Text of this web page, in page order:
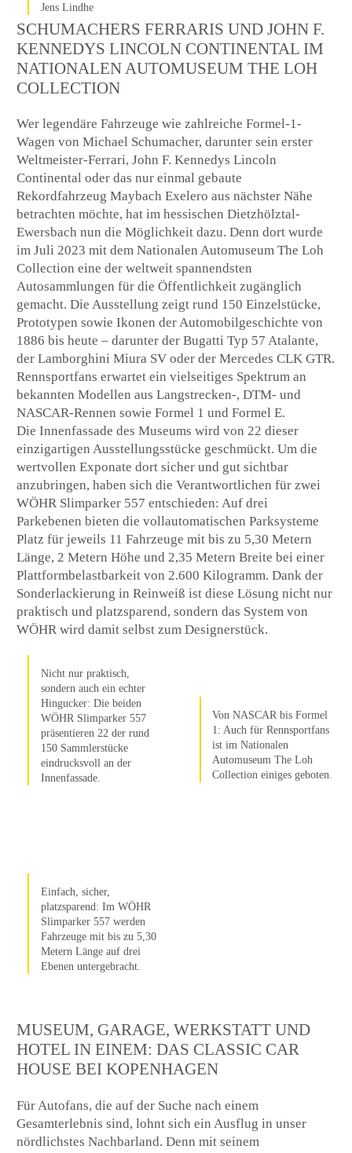
Jens Lindhe
SCHUMACHERS FERRARIS UND JOHN F.
KENNEDYS LINCOLN CONTINENTAL IM
NATIONALEN AUTOMUSEUM THE LOH
COLLECTION
Wer legendäre Fahrzeuge wie zahlreiche Formel-1-
Wagen von Michael Schumacher, darunter sein erster
Weltmeister-Ferrari, John F. Kennedys Lincoln
Continental oder das nur einmal gebaute
Rekordfahrzeug Maybach Exelero aus nächster Nähe
betrachten möchte, hat im hessischen Dietzhölztal-
Ewersbach nun die Möglichkeit dazu. Denn dort wurde
im Juli 2023 mit dem Nationalen Automuseum The Loh
Collection eine der weltweit spannendsten
Autosammlungen für die Öffentlichkeit zugänglich
gemacht. Die Ausstellung zeigt rund 150 Einzelstücke,
Prototypen sowie Ikonen der Automobilgeschichte von
1886 bis heute – darunter der Bugatti Typ 57 Atalante,
der Lamborghini Miura SV oder der Mercedes CLK GTR.
Rennsportfans erwartet ein vielseitiges Spektrum an
bekannten Modellen aus Langstrecken-, DTM- und
NASCAR-Rennen sowie Formel 1 und Formel E.
Die Innenfassade des Museums wird von 22 dieser
einzigartigen Ausstellungsstücke geschmückt. Um die
wertvollen Exponate dort sicher und gut sichtbar
anzubringen, haben sich die Verantwortlichen für zwei
WÖHR Slimparker 557 entschieden: Auf drei
Parkebenen bieten die vollautomatischen Parksysteme
Platz für jeweils 11 Fahrzeuge mit bis zu 5,30 Metern
Länge, 2 Metern Höhe und 2,35 Metern Breite bei einer
Plattformbelastbarkeit von 2.600 Kilogramm. Dank der
Sonderlackierung in Reinweiß ist diese Lösung nicht nur
praktisch und platzsparend, sondern das System von
WÖHR wird damit selbst zum Designerstück.
Nicht nur praktisch,
sondern auch ein echter
Hingucker: Die beiden
WÖHR Slimparker 557
präsentieren 22 der rund
150 Sammlerstücke
eindrucksvoll an der
Innenfassade.
Von NASCAR bis Formel
1: Auch für Rennsportfans
ist im Nationalen
Automuseum The Loh
Collection einiges geboten.
Einfach, sicher,
platzsparend: Im WÖHR
Slimparker 557 werden
Fahrzeuge mit bis zu 5,30
Metern Länge auf drei
Ebenen untergebracht.
MUSEUM, GARAGE, WERKSTATT UND
HOTEL IN EINEM: DAS CLASSIC CAR
HOUSE BEI KOPENHAGEN
Für Autofans, die auf der Suche nach einem
Gesamterlebnis sind, lohnt sich ein Ausflug in unser
nördlichstes Nachbarland. Denn mit seinem